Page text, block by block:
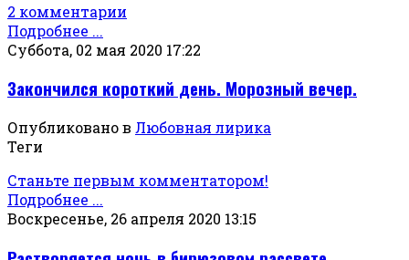
2 комментарии
Подробнее ...
Суббота, 02 мая 2020 17:22
Закончился короткий день. Морозный вечер.
Опубликовано в Любовная лирика
Теги
Станьте первым комментатором!
Подробнее ...
Воскресенье, 26 апреля 2020 13:15